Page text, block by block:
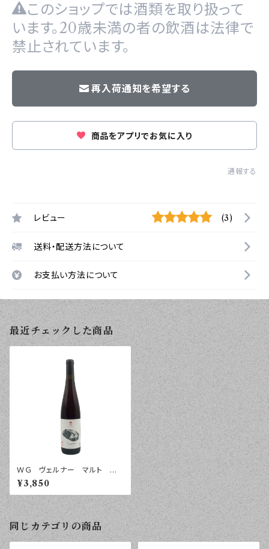
このショップでは酒類を取り扱って
います。20歳未満の者の飲酒は法律で
禁止されています。
再入荷通知を希望する
商品をアプリでお気に入り
通報する
レビュー (3)
送料・配送方法について
お支払い方法について
最近チェックした商品
ＷＧ ヴェルナー マルト マ
ンナ ラインヘッセン ２０２１
年 ７５０ｍｌ
¥3,850
同じカテゴリの商品